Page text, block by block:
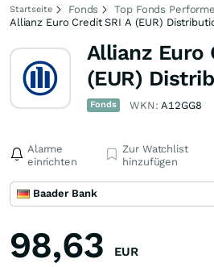
Startseite Fonds
Top Fonds
Allianz Euro Credit SRI A (EUR)
Allianz Euro
(EUR)
Fonds WKN:A12GG8
Alarme
einrichten
Zur Watchlist
hinzufügen
Baader Bank
98,63 EUR